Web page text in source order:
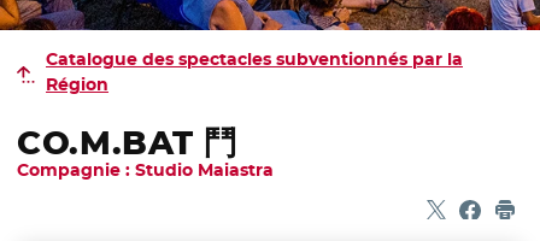
Catalogue des spectacles subventionnés par la
Région
CO.M.BAT 鬥
Compagnie : Studio Maiastra
Partager
- Nouvelle
-